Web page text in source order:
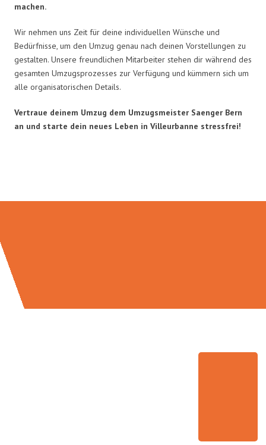
machen.
Wir nehmen uns Zeit für deine individuellen Wünsche und
Bedürfnisse, um den Umzug genau nach deinen Vorstellungen zu
gestalten. Unsere freundlichen Mitarbeiter stehen dir während des
gesamten Umzugsprozesses zur Verfügung und kümmern sich um
alle organisatorischen Details.
Vertraue deinem Umzug dem Umzugsmeister Saenger Bern
an und starte dein neues Leben in Villeurbanne stressfrei!